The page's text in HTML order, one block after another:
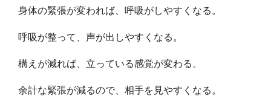
身体の緊張が変われば、呼吸がしやすくなる。
呼吸が整って、声が出しやすくなる。
構えが減れば、立っている感覚が変わる。
余計な緊張が減るので、相手を見やすくなる。